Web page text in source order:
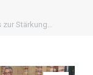
Stärkung…